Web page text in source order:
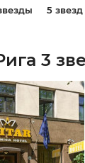
5 звезд
3